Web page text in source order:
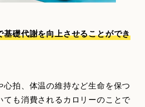
基礎代謝を向上させることができ
心拍、体温の維持など生命を保つ
ても消費されるカロリーのことで